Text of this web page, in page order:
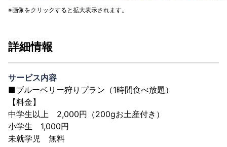
画像をクリックすると拡大表示されます。
詳細情報
サービス内容
■ブルーベリー狩りプラン（1時間食べ放題）
【料金】
中学生以上 2,000円（200gお土産付き）
小学生 1,000円
未就学児 無料